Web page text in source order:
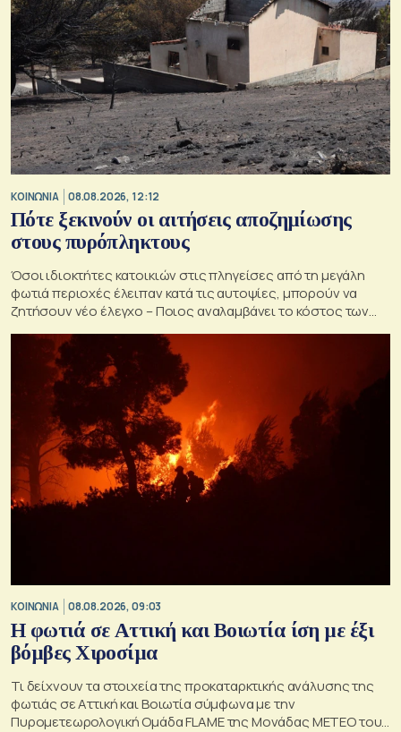
ΚΟΙΝΩΝΙΑ 08.08.2026, 12:12
Πότε ξεκινούν οι αιτήσεις αποζημίωσης
στους πυρόπληκτους
Όσοι ιδιοκτήτες κατοικιών στις πληγείσες από τη μεγάλη
φωτιά περιοχές έλειπαν κατά τις αυτοψίες, μπορούν να
ζητήσουν νέο έλεγχο – Ποιος αναλαμβάνει το κόστος των
ΚΟΙΝΩΝΙΑ 08.08.2026, 09:03
Η φωτιά σε Αττική και Βοιωτία ίση με έξι
βόμβες Χιροσίμα
Τι δείχνουν τα στοιχεία της προκαταρκτικής ανάλυσης της
φωτιάς σε Αττική και Βοιωτία σύμφωνα με την
Πυρομετεωρολογική Ομάδα FLAME της Μονάδας ΜΕΤΕΟ του